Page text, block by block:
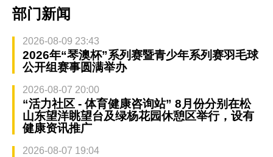
部门新闻
2026-08-09 23:43
2026年“琴澳杯”系列赛暨青少年系列赛羽毛球
公开组赛事圆满举办
2026-08-07 20:00
“活力社区 - 体育健康咨询站” 8月份分别在松
山东望洋眺望台及绿杨花园休憩区举行，设有
健康资讯推广
2026-08-07 19:04